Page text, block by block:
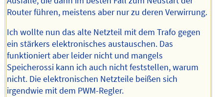
Router führen, meistens aber nur zu deren Verwirrung.
Ich wollte nun das alte Netzteil mit dem Trafo gegen
ein stärkers elektronisches austauschen. Das
funktioniert aber leider nicht und mangels
Speicherossi kann ich auch nicht feststellen, warum
nicht. Die elektronischen Netzteile beißen sich
irgendwie mit dem PWM-Regler.